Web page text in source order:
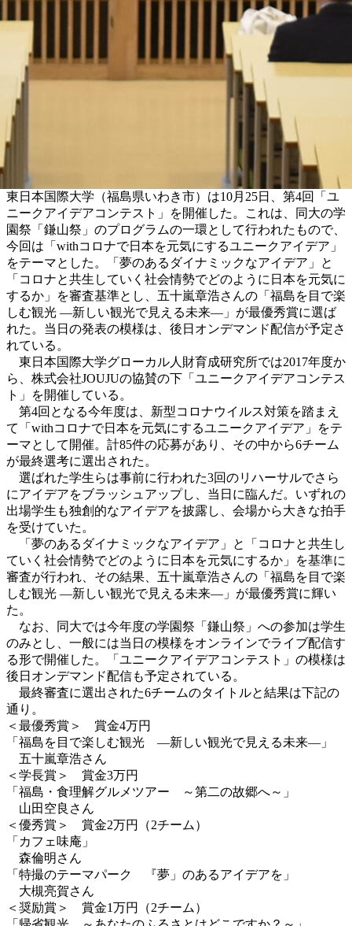
東日本国際大学（福島県いわき市）は10月25日、第4回「ユ
ニークアイデアコンテスト」を開催した。これは、同大の学
園祭「鎌山祭」のプログラムの一環として行われたもので、
今回は「withコロナで日本を元気にするユニークアイデア」
をテーマとした。「夢のあるダイナミックなアイデア」と
「コロナと共生していく社会情勢でどのように日本を元気に
するか」を審査基準とし、五十嵐章浩さんの「福島を目で楽
しむ観光 ―新しい観光で見える未来―」が最優秀賞に選ば
れた。当日の発表の模様は、後日オンデマンド配信が予定さ
れている。
東日本国際大学グローカル人財育成研究所では2017年度か
ら、株式会社JOUJUの協賛の下「ユニークアイデアコンテス
ト」を開催している。
第4回となる今年度は、新型コロナウイルス対策を踏まえ
て「withコロナで日本を元気にするユニークアイデア」をテ
ーマとして開催。計85件の応募があり、その中から6チーム
が最終選考に選出された。
選ばれた学生らは事前に行われた3回のリハーサルでさら
にアイデアをブラッシュアップし、当日に臨んだ。いずれの
出場学生も独創的なアイデアを披露し、会場から大きな拍手
を受けていた。
「夢のあるダイナミックなアイデア」と「コロナと共生し
ていく社会情勢でどのように日本を元気にするか」を基準に
審査が行われ、その結果、五十嵐章浩さんの「福島を目で楽
しむ観光 ―新しい観光で見える未来―」が最優秀賞に輝い
た。
なお、同大では今年度の学園祭「鎌山祭」への参加は学生
のみとし、一般には当日の模様をオンラインでライブ配信す
る形で開催した。「ユニークアイデアコンテスト」の模様は
後日オンデマンド配信も予定されている。
最終審査に選出された6チームのタイトルと結果は下記の
通り。
＜最優秀賞＞ 賞金4万円
「福島を目で楽しむ観光 ―新しい観光で見える未来―」
五十嵐章浩さん
＜学長賞＞ 賞金3万円
「福島・食理解グルメツアー ～第二の故郷へ～」
山田空良さん
＜優秀賞＞ 賞金2万円（2チーム）
「カフェ味庵」
森倫明さん
「特撮のテーマパーク 『夢」のあるアイデアを」
大槻亮賀さん
＜奨励賞＞ 賞金1万円（2チーム）